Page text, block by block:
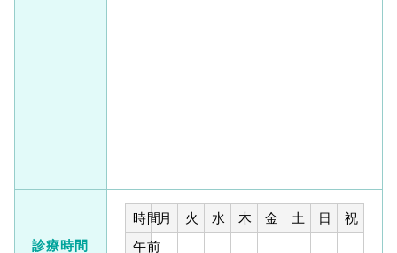
診療時間
時間月 火 水 木 金 土 日
祝
午前